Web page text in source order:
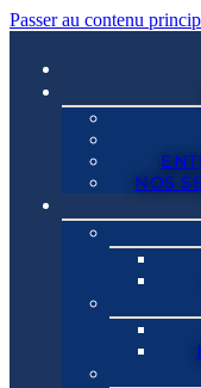
Passer au contenu
NOS